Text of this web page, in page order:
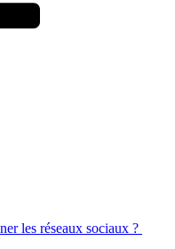
les réseaux sociaux ?